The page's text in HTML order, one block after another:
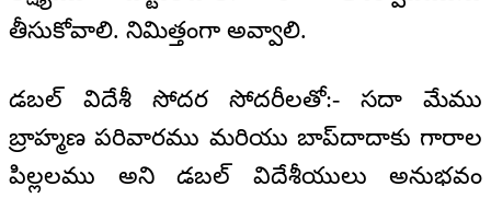
తీసుకోవాలి. నిమిత్తంగా అవ్వాలి.
డబల్ విదేశీ సోదర సోదరీలతో:- సదా మేము
బ్రాహ్మణ పరివారము మరియు బాప్‌దాదాకు గారాల
పిల్లలము అని డబల్ విదేశీయులు అనుభవం